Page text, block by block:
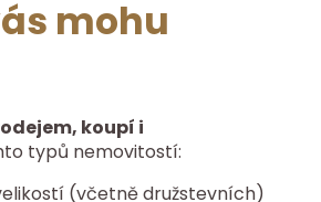
mohu
koupí i
typů nemovitostí:
(včetně družstevních)